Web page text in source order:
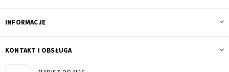
INFORMACJE
KONTAKT I OBSŁUGA